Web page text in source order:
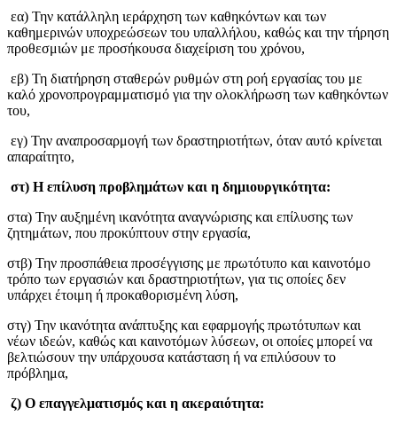
εα) Την κατάλληλη ιεράρχηση των καθηκόντων και των
καθημερινών υποχρεώσεων του υπαλλήλου, καθώς και την τήρηση
προθεσμιών με προσήκουσα διαχείριση του χρόνου,
εβ) Τη διατήρηση σταθερών ρυθμών στη ροή εργασίας του με
καλό χρονοπρογραμματισμό για την ολοκλήρωση των καθηκόντων
του,
εγ) Την αναπροσαρμογή των δραστηριοτήτων, όταν αυτό κρίνεται
απαραίτητο,
στ) Η επίλυση προβλημάτων και η δημιουργικότητα:
στα) Την αυξημένη ικανότητα αναγνώρισης και επίλυσης των
ζητημάτων, που προκύπτουν στην εργασία,
στβ) Την προσπάθεια προσέγγισης με πρωτότυπο και καινοτόμο
τρόπο των εργασιών και δραστηριοτήτων, για τις οποίες δεν
υπάρχει έτοιμη ή προκαθορισμένη λύση,
στγ) Την ικανότητα ανάπτυξης και εφαρμογής πρωτότυπων και
νέων ιδεών, καθώς και καινοτόμων λύσεων, οι οποίες μπορεί να
βελτιώσουν την υπάρχουσα κατάσταση ή να επιλύσουν το
πρόβλημα,
ζ) Ο επαγγελματισμός και η ακεραιότητα: